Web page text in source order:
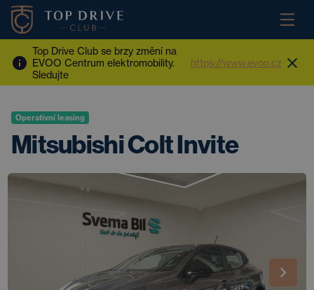
Top Drive Club se brzy změní na
EVOO Centrum elektromobility.
Sledujte
https://www.evoo.cz
Operativní leasing
Mitsubishi Colt Invite